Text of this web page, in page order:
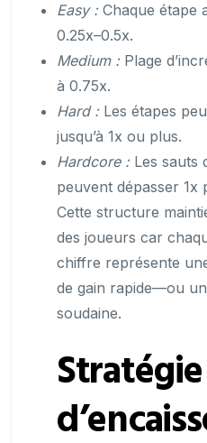
Easy :Chaque étape
0.25x–0.5x.
Medium :Plage
à 0.75x.
Hard :Les étapes
jusqu’à 1x ou plus.
Hardcore :Les sauts
peuvent dépasser 1x
Cette structure
des joueurs car
chiffre représente
de gain rapide—ou
soudaine.
Stratégie